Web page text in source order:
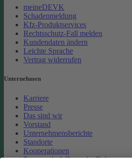
meineDEVK
Schadenmeldung
Kfz-Produktservices
Rechtsschutz-Fall melden
Kundendaten ändern
Leichte Sprache
Vertrag widerrufen
Unternehmen
Karriere
Presse
Das sind wir
Vorstand
Unternehmensberichte
Standorte
Kooperationen
Partnerschaft Deutsche Bahn